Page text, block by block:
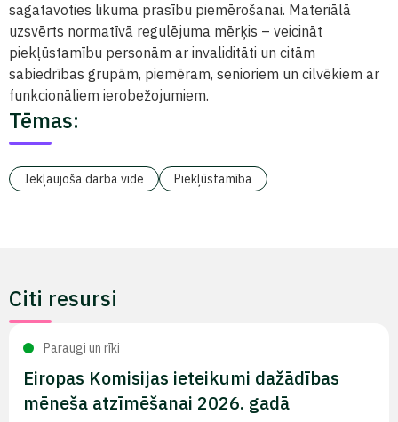
sagatavoties likuma prasību piemērošanai. Materiālā
uzsvērts normatīvā regulējuma mērķis – veicināt
piekļūstamību personām ar invaliditāti un citām
sabiedrības grupām, piemēram, senioriem un cilvēkiem ar
funkcionāliem ierobežojumiem.
Tēmas:
Iekļaujoša darba vide Piekļūstamība
Citi resursi
Paraugi un rīki
Eiropas Komisijas ieteikumi dažādības
mēneša atzīmēšanai 2026. gadā